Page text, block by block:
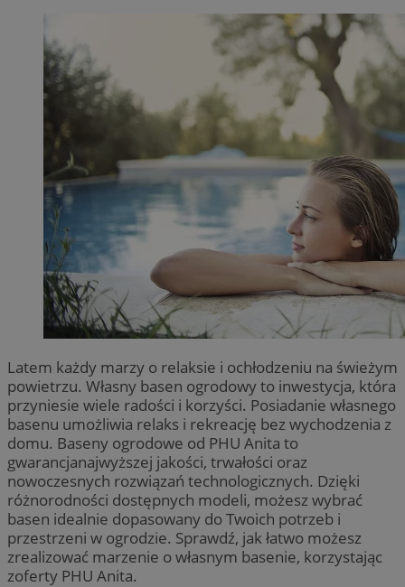
Latem każdy marzy o relaksie i ochłodzeniu na świeżym
powietrzu. Własny basen ogrodowy to inwestycja, która
przyniesie wiele radości i korzyści. Posiadanie własnego
basenu umożliwia relaks i rekreację bez wychodzenia z
domu. Baseny ogrodowe od PHU Anita to
gwarancjanajwyższej jakości, trwałości oraz
nowoczesnych rozwiązań technologicznych. Dzięki
różnorodności dostępnych modeli, możesz wybrać
basen idealnie dopasowany do Twoich potrzeb i
przestrzeni w ogrodzie. Sprawdź, jak łatwo możesz
zrealizować marzenie o własnym basenie, korzystając
zoferty PHU Anita.